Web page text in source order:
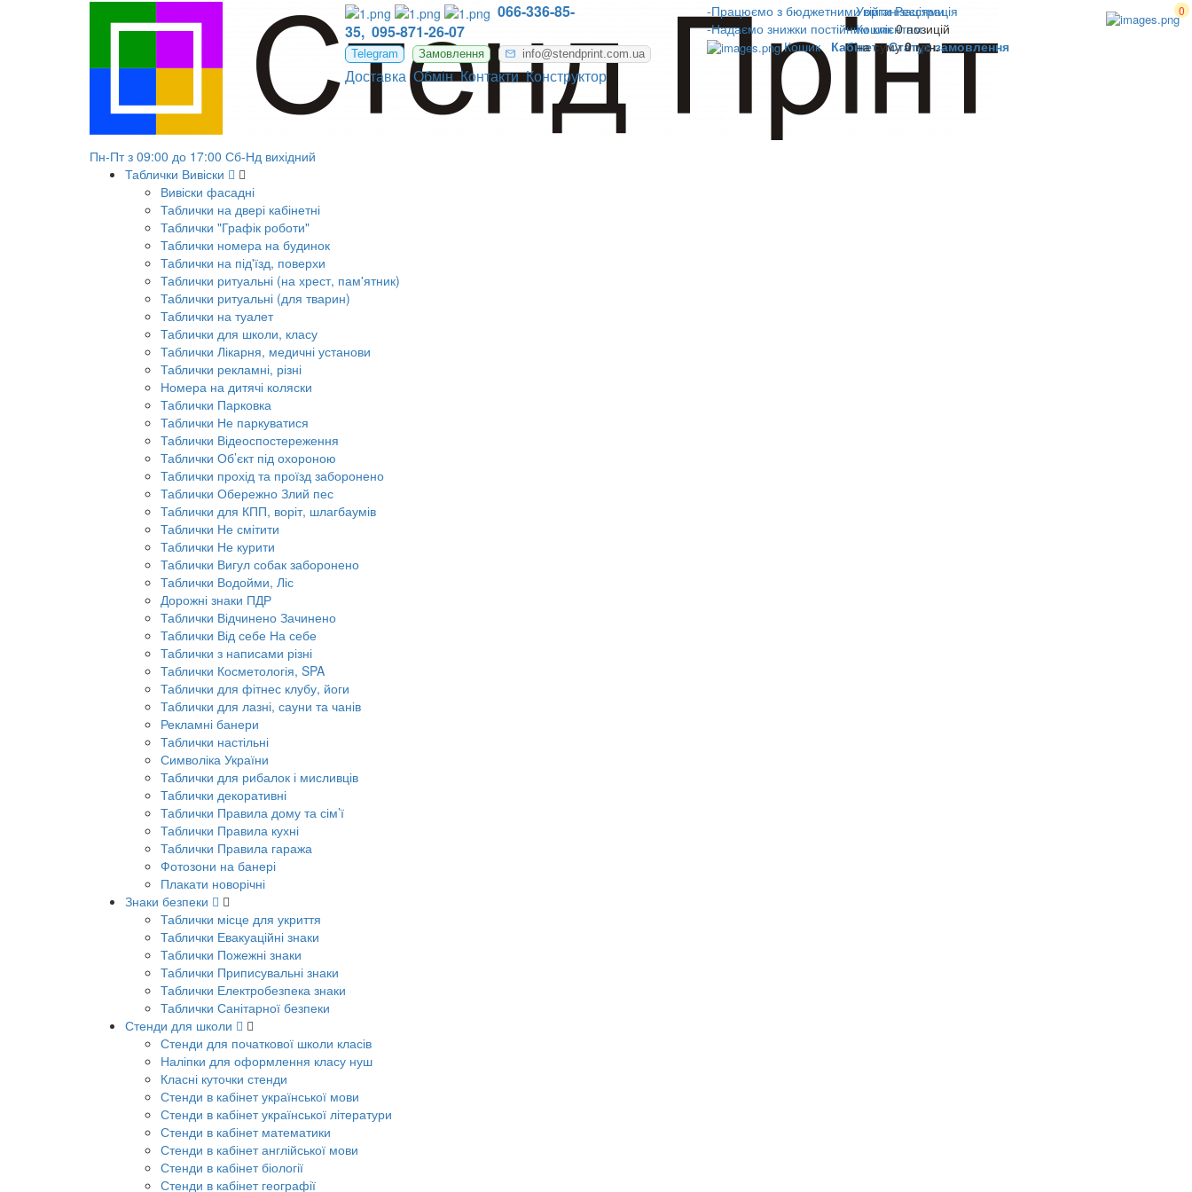
0
Пн-Пт з 09:00 до 17:00 Сб-Нд вихідний
066-336-85-
35, 095-871-26-07
Telegram Замовлення info@stendprint.com.ua
Доставка Обмін Контакти Конструктор
-Працюємо з бюджетними організаціями
-Надаємо знижки постійним клієнтам
Кошик
Кабінет Статус замовлення
Увійти Реєстрація
Кошик0 позицій
на суму0 грн.
Таблички Вивіски
Вивіски фасадні
Таблички на двері кабінетні
Таблички "Графік роботи"
Таблички номера на будинок
Таблички на під'їзд, поверхи
Таблички ритуальні (на хрест, пам'ятник)
Таблички ритуальні (для тварин)
Таблички на туалет
Таблички для школи, класу
Таблички Лікарня, медичні установи
Таблички рекламні, різні
Номера на дитячі коляски
Таблички Парковка
Таблички Не паркуватися
Таблички Відеоспостереження
Таблички Об’єкт під охороною
Таблички прохід та проїзд заборонено
Таблички Обережно Злий пес
Таблички для КПП, воріт, шлагбаумів
Таблички Не смітити
Таблички Не курити
Таблички Вигул собак заборонено
Таблички Водойми, Ліс
Дорожні знаки ПДР
Таблички Відчинено Зачинено
Таблички Від себе На себе
Таблички з написами різні
Таблички Косметологія, SPA
Таблички для фітнес клубу, йоги
Таблички для лазні, сауни та чанів
Рекламні банери
Таблички настільні
Символіка України
Таблички для рибалок і мисливців
Таблички декоративні
Таблички Правила дому та сім’ї
Таблички Правила кухні
Таблички Правила гаража
Фотозони на банері
Плакати новорічні
Знаки безпеки
Таблички місце для укриття
Таблички Евакуаційні знаки
Таблички Пожежні знаки
Таблички Приписувальні знаки
Таблички Електробезпека знаки
Таблички Санітарної безпеки
Стенди для школи
Стенди для початкової школи класів
Наліпки для оформлення класу нуш
Класні куточки стенди
Стенди в кабінет української мови
Стенди в кабінет української літератури
Стенди в кабінет математики
Стенди в кабінет англійської мови
Стенди в кабінет біології
Стенди в кабінет географії